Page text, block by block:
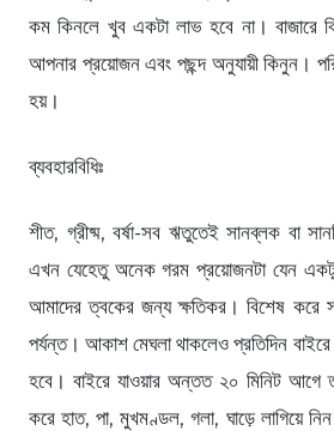
কম কিনলে খুব একটা লাভ হবে না। বাজারে
আপনার প্রয়োজন এবং পছন্দ অনুযায়ী কিনুন।
হয়।
ব্যবহারবিধিঃ
শীত, গ্রীষ্ম, বর্ষা-সব ঋতুতেই সানব্লক বা
এখন যেহেতু অনেক গরম প্রয়োজনটা যেন
আমাদের ত্বকের জন্য ক্ষতিকর। বিশেষ করে
পর্যন্ত। আকাশ মেঘলা থাকলেও প্রতিদিন
হবে। বাইরে যাওয়ার অন্তত ২০ মিনিট আগে
করে হাত, পা, মুখমণ্ডল, গলা, ঘাড়ে লাগিয়ে